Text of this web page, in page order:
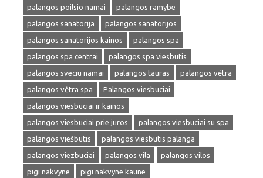
palangos poilsio namai
palangos ramybe
palangos sanatorija
palangos sanatorijos
palangos sanatorijos kainos
palangos spa
palangos spa centrai
palangos spa viesbutis
palangos sveciu namai
palangos tauras
palangos vėtra
palangos vėtra spa
Palangos viesbuciai
palangos viesbuciai ir kainos
palangos viesbuciai prie juros
palangos viesbuciai su spa
palangos viešbutis
palangos viesbutis palanga
palangos viezbuciai
palangos vila
palangos vilos
pigi nakvyne
pigi nakvyne kaune